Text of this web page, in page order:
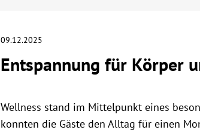
09.12.2025
Entspannung für Körper
Wellness stand im Mittelpunkt eines
konnten die Gäste den Alltag für einen